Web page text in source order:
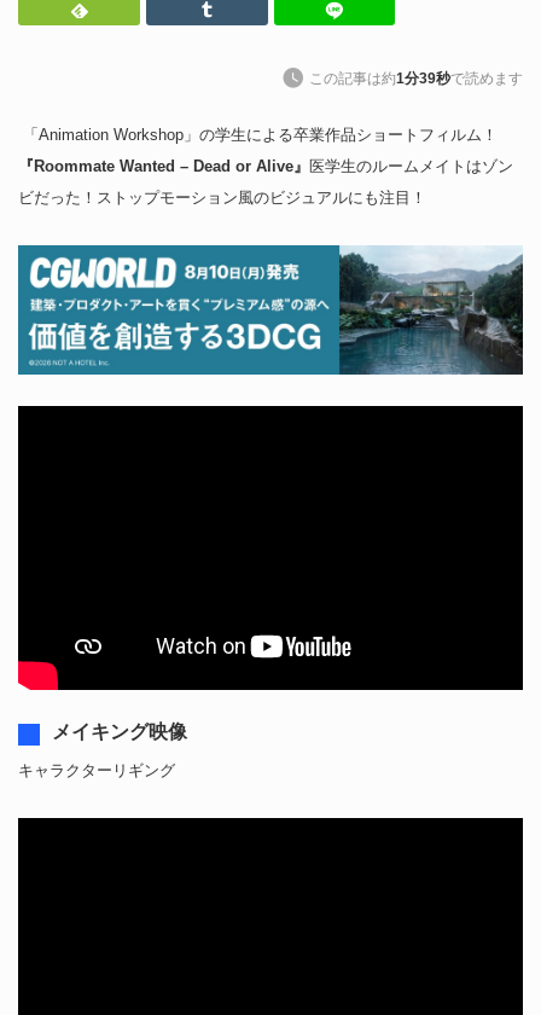
Feedly Tumblr
この記事は約1分39秒で読めます
「Animation Workshop」の学生による卒業作品ショートフィルム！
『Roommate Wanted – Dead or Alive』 医学生のルームメイトはゾン
ビだった！ストップモーション風のビジュアルにも注目！
メイキング映像
キャラクターリギング